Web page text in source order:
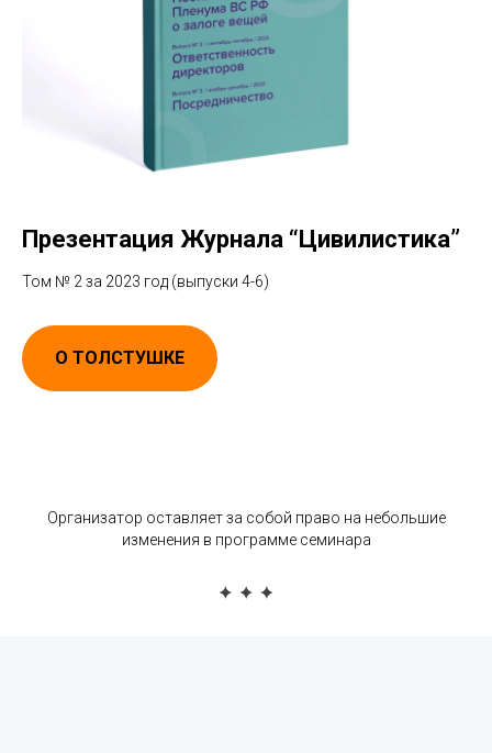
Презентация Журнала “Цивилистика”
Том № 2 за 2023 год (выпуски 4-6)
О ТОЛСТУШКЕ
Организатор оставляет за собой право на небольшие
изменения в программе семинара